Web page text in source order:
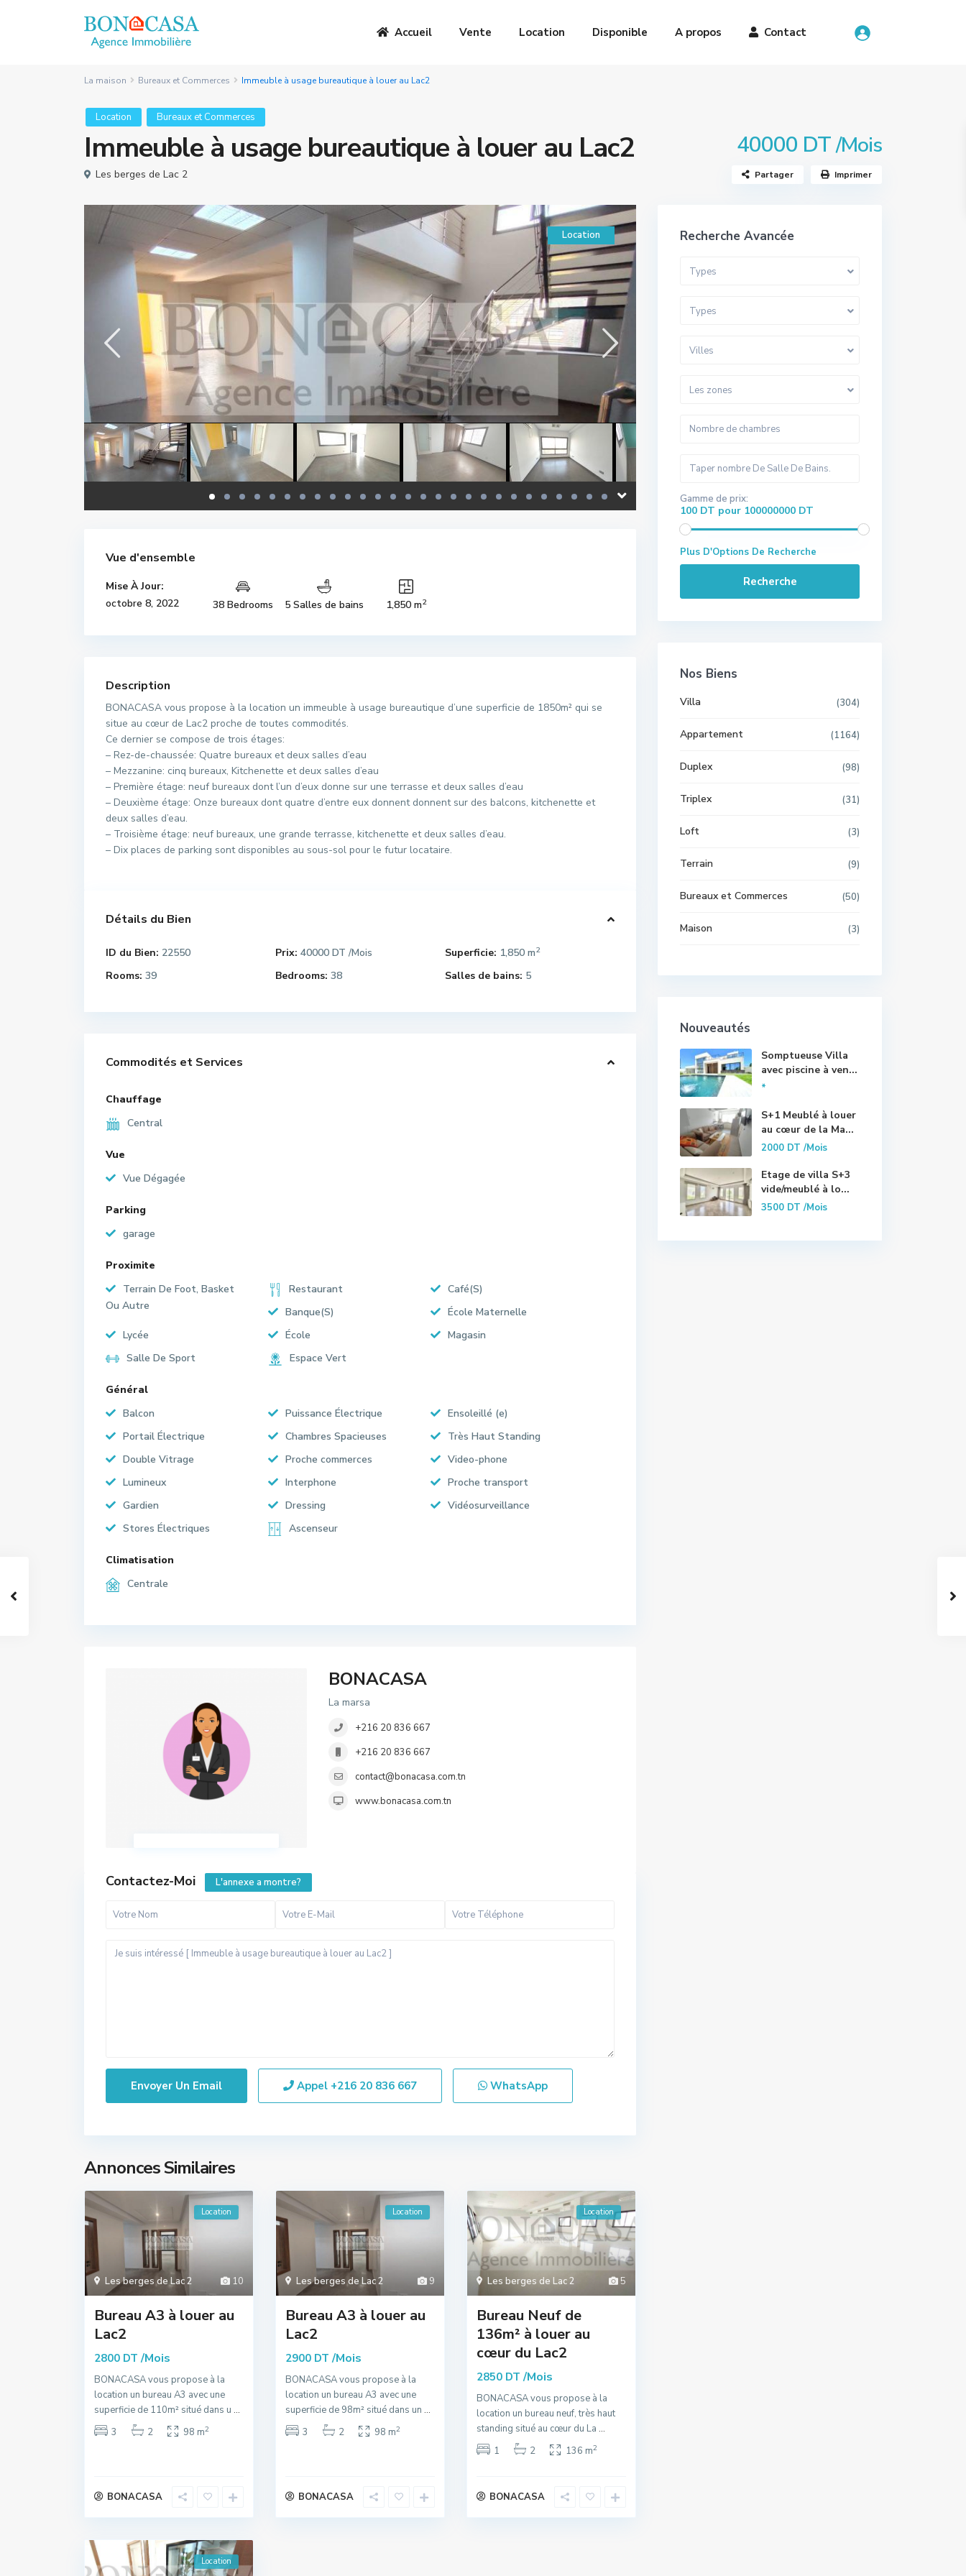
Accueil Vente Location Disponible A propos Contact
La maison Bureaux et Commerces Immeuble à usage bureautique à louer au Lac2
Location Bureaux et Commerces
Immeuble à usage bureautique à louer au Lac2 40000 DT/Mois
Les berges de Lac 2 Partager Imprimer
Location
Vue d'ensemble
Mise À Jour:
octobre 8, 2022
38 Bedrooms 5 Salles de bains 1,850 m2
Description
BONACASA vous propose à la location un immeuble à usage bureautique d’une superficie de 1850m² qui se
situe au cœur de Lac2 proche de toutes commodités.
Ce dernier se compose de trois étages:
– Rez-de-chaussée: Quatre bureaux et deux salles d’eau
– Mezzanine: cinq bureaux, Kitchenette et deux salles d’eau
– Première étage: neuf bureaux dont l’un d’eux donne sur une terrasse et deux salles d’eau
– Deuxième étage: Onze bureaux dont quatre d’entre eux donnent donnent sur des balcons, kitchenette et
deux salles d’eau.
– Troisième étage: neuf bureaux, une grande terrasse, kitchenette et deux salles d’eau.
– Dix places de parking sont disponibles au sous-sol pour le futur locataire.
Détails du Bien
ID du Bien: 22550 Prix: 40000 DT /Mois Superficie: 1,850 m2
Rooms: 39 Bedrooms: 38 Salles de bains: 5
Commodités et Services
Chauffage
Central
Vue
Vue Dégagée
Parking
garage
Proximite
Terrain De Foot, Basket
Ou Autre
Restaurant
Café(S)
Banque(S)
École Maternelle
Lycée
École
Magasin
Salle De Sport
Espace Vert
Général
Balcon
Puissance Électrique
Ensoleillé (e)
Portail Électrique
Chambres Spacieuses
Très Haut Standing
Double Vitrage
Proche commerces
Video-phone
Lumineux
Interphone
Proche transport
Gardien
Dressing
Vidéosurveillance
Stores Électriques
Ascenseur
Climatisation
Centrale
BONACASA
La marsa
+216 20 836 667
+216 20 836 667
contact@bonacasa.com.tn
www.bonacasa.com.tn
Contactez-Moi L'annexe a montre?
Appel +216 20 836 667 WhatsApp
Annonces Similaires
10
Les berges de Lac 2
Location
Bureau A3 à louer au
Lac2
2800 DT/Mois
BONACASA vous propose à la
location un bureau A3 avec une
superficie de 110m² situé dans u ...
3
2 98 m2
BONACASA
9
Les berges de Lac 2
Location
Bureau A3 à louer au
Lac2
2900 DT/Mois
BONACASA vous propose à la
location un bureau A3 avec une
superficie de 98m² situé dans un ...
3
2 98 m2
BONACASA
5
Les berges de Lac 2
Location
Bureau Neuf de
136m² à louer au
cœur du Lac2
2850 DT/Mois
BONACASA vous propose à la
location un bureau neuf, très haut
standing situé au cœur du La ...
1
2 136 m2
BONACASA
Location
Recherche Avancée
Types
Types
Villes
Les zones
Gamme de prix:
100 DT pour 100000000 DT
Plus D'Options De Recherche
Recherche
Nos Biens
Villa (304)
Appartement (1164)
Duplex (98)
Triplex (31)
Loft (3)
Terrain (9)
Bureaux et Commerces (50)
Maison (3)
Nouveautés
Somptueuse Villa
avec piscine à ven...
*
S+1 Meublé à louer
au cœur de la Ma...
2000 DT/Mois
Etage de villa S+3
vide/meublé à lo...
3500 DT/Mois